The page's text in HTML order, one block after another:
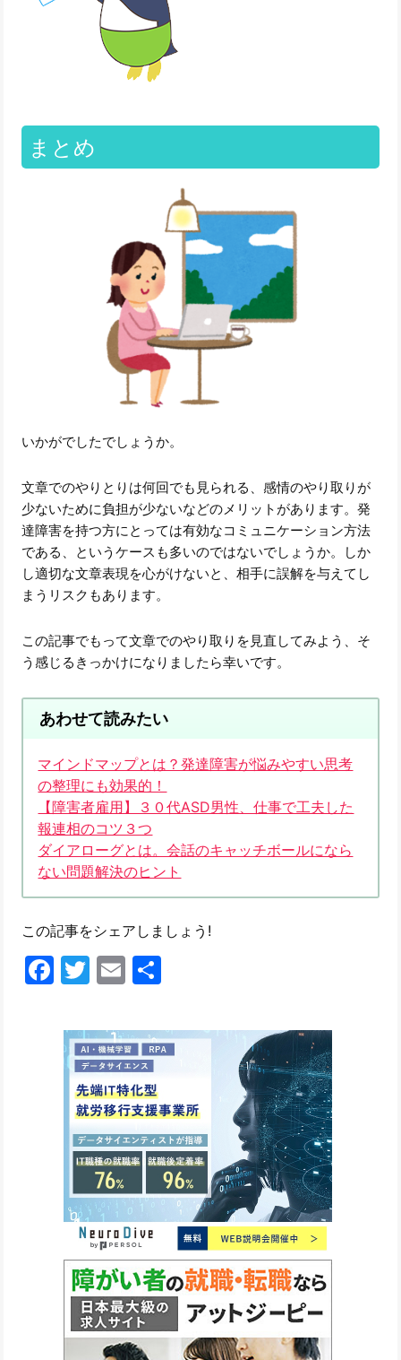
まとめ
いかがでしたでしょうか。
文章でのやりとりは何回でも見られる、感情のやり取りが
少ないために負担が少ないなどのメリットがあります。発
達障害を持つ方にとっては有効なコミュニケーション方法
である、というケースも多いのではないでしょうか。しか
し適切な文章表現を心がけないと、相手に誤解を与えてし
まうリスクもあります。
この記事でもって文章でのやり取りを見直してみよう、そ
う感じるきっかけになりましたら幸いです。
あわせて読みたい
マインドマップとは？発達障害が悩みやすい思考
の整理にも効果的！
【障害者雇用】３０代ASD男性、仕事で工夫した
報連相のコツ３つ
ダイアローグとは。会話のキャッチボールになら
ない問題解決のヒント
この記事をシェアしましょう!
Facebook
Twitter
Email